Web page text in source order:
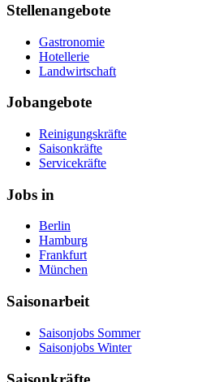
Stellenangebote
Gastronomie
Hotellerie
Landwirtschaft
Jobangebote
Reinigungskräfte
Saisonkräfte
Servicekräfte
Jobs in
Berlin
Hamburg
Frankfurt
München
Saisonarbeit
Saisonjobs Sommer
Saisonjobs Winter